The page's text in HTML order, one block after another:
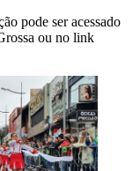
pode ser acessado
ou no link